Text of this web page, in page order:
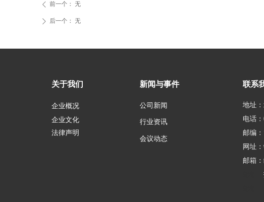
ꄴ 前一个： 无
ꄲ 后一个： 无
新闻与事件 联系
地址
电话
邮编
网址：
邮箱
关于我们
企业概况
企业文化
公司新闻
行业资讯
会议动态
法律声明